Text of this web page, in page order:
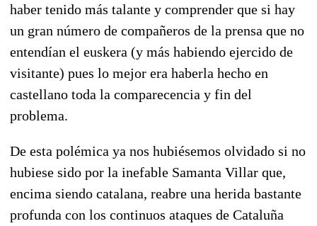
haber tenido más talante y comprender que si hay
un gran número de compañeros de la prensa que no
entendían el euskera (y más habiendo ejercido de
visitante) pues lo mejor era haberla hecho en
castellano toda la comparecencia y fin del
problema.
De esta polémica ya nos hubiésemos olvidado si no
hubiese sido por la inefable Samanta Villar que,
encima siendo catalana, reabre una herida bastante
profunda con los continuos ataques de Cataluña